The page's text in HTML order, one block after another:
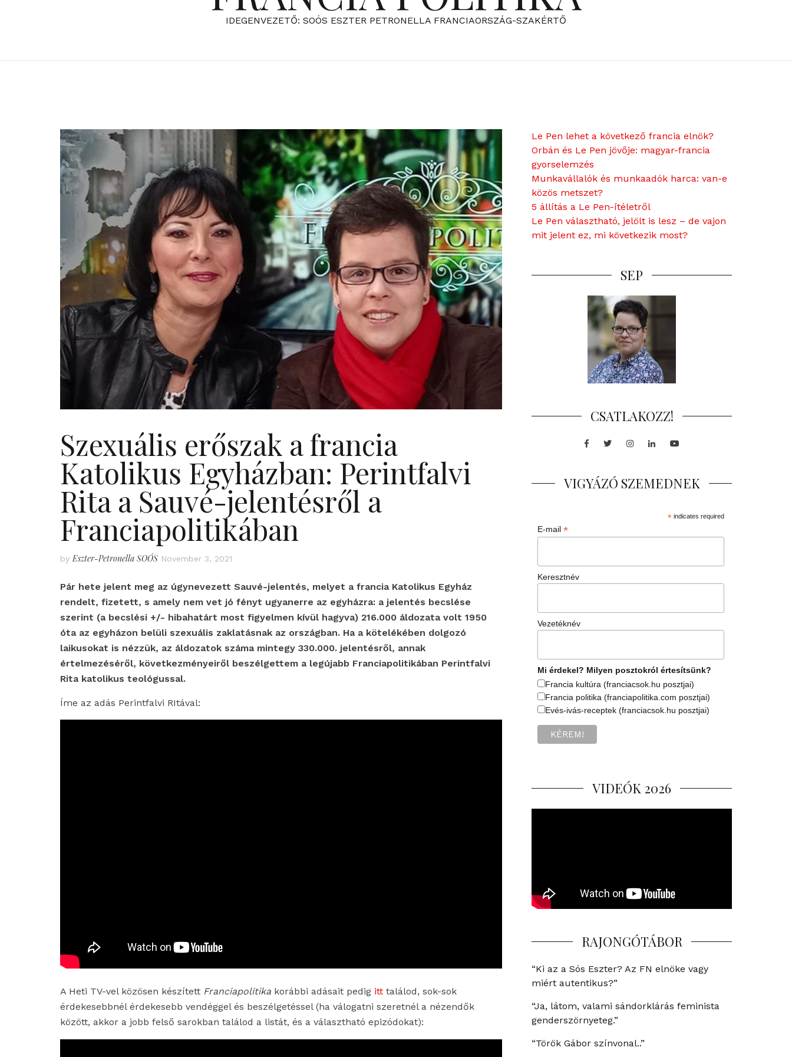
IDEGENVEZETŐ: SOÓS ESZTER PETRONELLA FRANCIAORSZÁG-SZAKÉRTŐ
Szexuális erőszak a francia
Katolikus Egyházban: Perintfalvi
Rita a Sauvé-jelentésről a
Franciapolitikában
by Eszter-Petronella SOÓS November 3, 2021
Pár hete jelent meg az úgynevezett Sauvé-jelentés, melyet a francia Katolikus Egyház
rendelt, fizetett, s amely nem vet jó fényt ugyanerre az egyházra: a jelentés becslése
szerint (a becslési +/- hibahatárt most figyelmen kívül hagyva) 216.000 áldozata volt 1950
óta az egyházon belüli szexuális zaklatásnak az országban. Ha a kötelékében dolgozó
laikusokat is nézzük, az áldozatok száma mintegy 330.000. jelentésről, annak
értelmezéséről, következményeiről beszélgettem a legújabb Franciapolitikában Perintfalvi
Rita katolikus teológussal.
Íme az adás Perintfalvi RItával:
A Heti TV-vel közösen készített Franciapolitika korábbi adásait pedig itt találod, sok-sok
érdekesebbnél érdekesebb vendéggel és beszélgetéssel (ha válogatni szeretnél a nézendők
között, akkor a jobb felső sarokban találod a listát, és a választható epizódokat):
Le Pen lehet a következő francia elnök?
Orbán és Le Pen jövője: magyar-francia
gyorselemzés
Munkavállalók és munkaadók harca: van-e
közös metszet?
5 állítás a Le Pen-ítéletről
Le Pen választható, jelölt is lesz – de vajon
mit jelent ez, mi következik most?
SEP
CSATLAKOZZ!
Facebook
TwitterInstagram
LinkedInYoutube
VIGYÁZÓ SZEMEDNEK
*indicates required
E-mail*
Keresztnév
Vezetéknév
Mi érdekel? Milyen posztokról értesítsünk?
Francia kultúra (franciacsok.hu posztjai)
Francia politika (franciapolitika.com posztjai)
Evés-ivás-receptek (franciacsok.hu posztjai)
VIDEÓK 2026
RAJONGÓTÁBOR
“Ki az a Sós Eszter? Az FN elnöke vagy
miért autentikus?”
“Ja, látom, valami sándorklárás feminista
genderszörnyeteg.”
“Török Gábor színvonal..”